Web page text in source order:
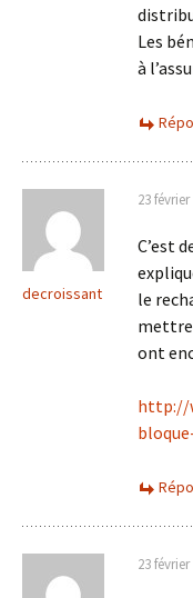
Les
à
decroissant
23
C’est
le
mettre
ont
http://
23